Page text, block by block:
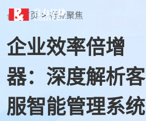
首页 > 行业聚焦
企业效率倍增
器：深度解析客
服智能管理系统